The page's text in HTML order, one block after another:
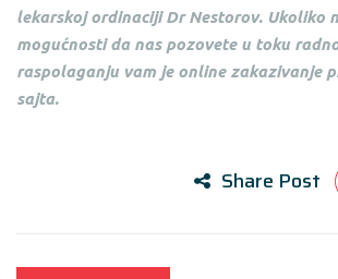
lekarskoj ordinaciji Dr Nestorov. Ukoliko
mogućnosti da nas pozovete u toku
raspolaganju vam je online zakazivanje
sajta.
Share Post